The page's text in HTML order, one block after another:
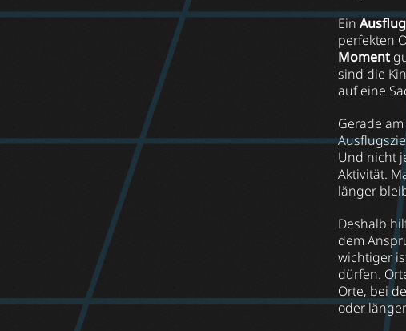
Ein
perfekten
Moment
sind die
auf eine
Gerade am
Und nicht
Aktivität.
länger
Deshalb
dem
wichtiger
dürfen.
Orte, bei
oder